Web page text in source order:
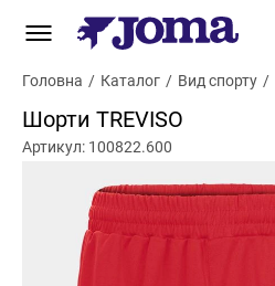
Головна / Каталог / Вид спорту /
Шорти TREVISO
Артикул: 100822.600